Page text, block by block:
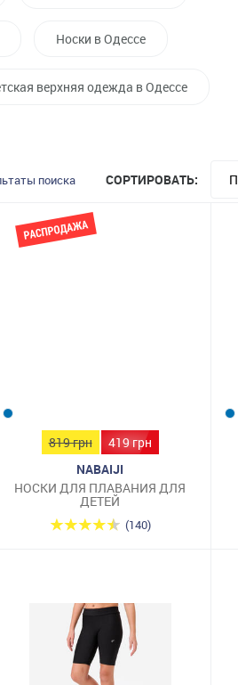
Носки в Одессе
верхняя одежда в Одессе
поиска СОРТИРОВАТЬ:
819 грн
419 грн
NABAIJI
НОСКИ ДЛЯ ПЛАВАНИЯ ДЛЯ
ДЕТЕЙ
(140)